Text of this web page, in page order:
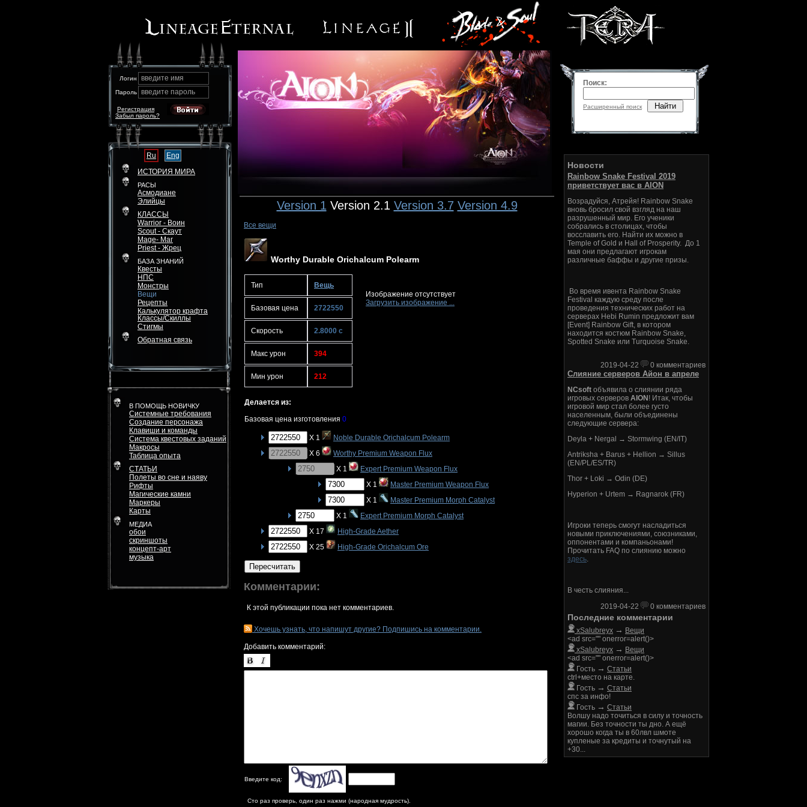
Логин введите имя
Пароль введите пароль
Забыл пароль?
Регистрация
Ru
Eng
ИСТОРИЯ МИРА
РАСЫ
Асмодиане
Элийцы
КЛАССЫ
Warrior - Воин
Scout - Скаут
Mage- Маг
Priest - Жрец
БАЗА ЗНАНИЙ
Квесты
НПС
Монстры
Вещи
Рецепты
Калькулятор крафта
Классы/Скиллы
Стигмы
Обратная связь
В ПОМОЩЬ НОВИЧКУ
Системные требования
Создание персонажа
Клавиши и команды
Система квестовых заданий
Макросы
Таблица опыта
СТАТЬИ
Полеты во сне и наяву
Рифты
Магические камни
Маркеры
Карты
МЕДИА
обои
скриншоты
концепт-арт
музыка
Version 1 Version 2.1 Version 3.7 Version 4.9
Все вещи
Worthy Durable Orichalcum Polearm
Тип Вещь
Базовая цена 2722550
Скорость 2.8000 с
Макс урон 394
Мин урон 212
Изображение отсутствует
Загрузить изображение ...
Делается из:
Базовая цена изготовления 0
X 1
Noble Durable Orichalcum Polearm
X 6
Worthy Premium Weapon Flux
X 1
Expert Premium Weapon Flux
X 1
Master Premium Weapon Flux
X 1
Master Premium Morph Catalyst
X 1
Expert Premium Morph Catalyst
X 17
High-Grade Aether
X 25
High-Grade Orichalcum Ore
Пересчитать
Комментарии:
К этой публикации пока нет комментариев.
Хочешь узнать, что напишут другие? Подпишись на комментарии.
Добавить комментарий:
Введите код:
Сто раз проверь, один раз нажми (народная мудрость).
Поиск:
Расширенный поиск Найти
Новости
Rainbow Snake Festival 2019
приветствует вас в AION
Возрадуйся, Атрейя! Rainbow Snake
вновь бросил свой взгляд на наш
разрушенный мир. Его ученики
собрались в столицах, чтобы
восславить его. Найти их можно в
Temple of Gold и Hall of Prosperity. До 1
мая они предлагают игрокам
различные баффы и другие призы.
Во время ивента Rainbow Snake
Festival каждую среду после
проведения технических работ на
серверах Hebi Rumin предложит вам
[Event] Rainbow Gift, в котором
находится костюм Rainbow Snake,
Spotted Snake или Turquoise Snake.
2019-04-22 0 комментариев
Слияние серверов Айон в апреле
NCsoft объявила о слиянии ряда
игровых серверов AION ! Итак, чтобы
игровой мир стал более густо
населенным, были объединены
следующие сервера:
Deyla + Nergal → Stormwing (EN/IT)
Antriksha + Barus + Hellion → Sillus
(EN/PL/ES/TR)
Thor + Loki → Odin (DE)
Hyperion + Urtem → Ragnarok (FR)
Игроки теперь смогут насладиться
новыми приключениями, союзниками,
оппонентами и компаньонами!
Прочитать FAQ по слиянию можно
здесь.
В честь слияния...
2019-04-22
0 комментариев
Последние комментарии
xSalubreyx → Вещи
<ad src="" onerror=alert()>
xSalubreyx → Вещи
<ad src="" onerror=alert()>
Гость → Статьи
ctrl+место на карте.
Гость → Статьи
спс за инфо!
Гость → Статьи
Волшу надо точиться в силу и точность
магии. Без точности ты дно. А ещё
хорошо когда ты в 60лвл шмоте
купленые за кредиты и точнутый на
+30...